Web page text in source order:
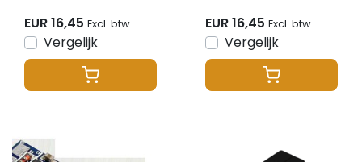
EUR 16,45 Excl. btw
Vergelijk
EUR 16,45 Excl. btw
Vergelijk